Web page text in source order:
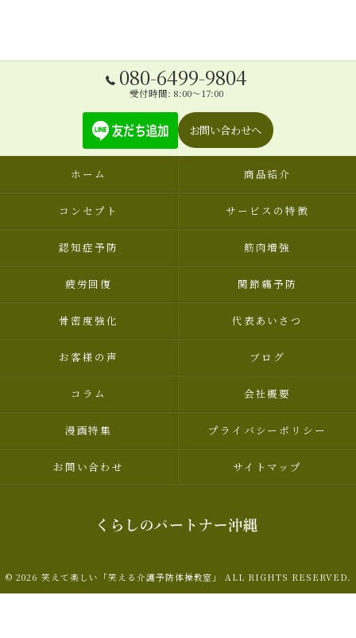
080-6499-9804
受付時間: 8:00～17:00
お問い合わせへ
ホーム 商品紹介
コンセプト サービスの特徴
認知症予防 筋肉増強
疲労回復 関節痛予防
骨密度強化 代表あいさつ
お客様の声 ブログ
コラム 会社概要
漫画特集 プライバシーポリシー
お問い合わせ サイトマップ
© 2026 笑えて楽しい「笑える介護予防体操教室」 ALL RIGHTS RESERVED.